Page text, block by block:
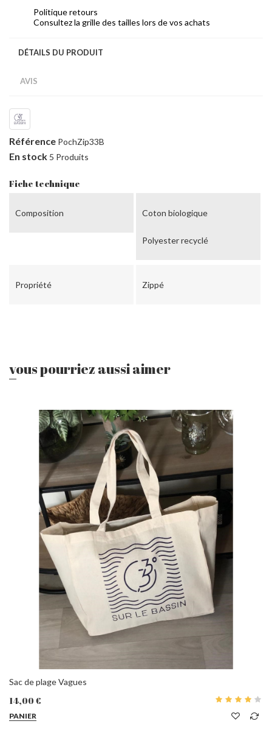
Politique retours
Consultez la grille des tailles lors de vos achats
DÉTAILS DU PRODUIT
AVIS
Référence PochZip33B
En stock 5 Produits
Fiche technique
Composition Coton biologique
Polyester recyclé
Propriété Zippé
vous pourriez aussi aimer
Sac de plage Vagues
14,00 €
PANIER